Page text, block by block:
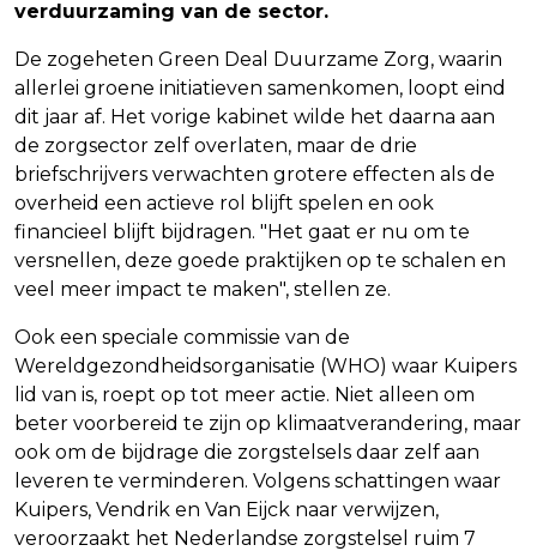
verduurzaming van de sector.
De zogeheten Green Deal Duurzame Zorg, waarin
allerlei groene initiatieven samenkomen, loopt eind
dit jaar af. Het vorige kabinet wilde het daarna aan
de zorgsector zelf overlaten, maar de drie
briefschrijvers verwachten grotere effecten als de
overheid een actieve rol blijft spelen en ook
financieel blijft bijdragen. "Het gaat er nu om te
versnellen, deze goede praktijken op te schalen en
veel meer impact te maken", stellen ze.
Ook een speciale commissie van de
Wereldgezondheidsorganisatie (WHO) waar Kuipers
lid van is, roept op tot meer actie. Niet alleen om
beter voorbereid te zijn op klimaatverandering, maar
ook om de bijdrage die zorgstelsels daar zelf aan
leveren te verminderen. Volgens schattingen waar
Kuipers, Vendrik en Van Eijck naar verwijzen,
veroorzaakt het Nederlandse zorgstelsel ruim 7